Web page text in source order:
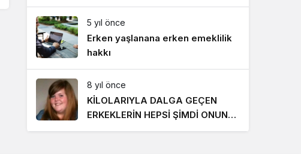
5 yıl önce
Erken yaşlanana erken emeklilik
hakkı
8 yıl önce
KİLOLARIYLA DALGA GEÇEN
ERKEKLERİN HEPSİ ŞİMDİ ONUN
PEŞİNDE! SON HALİ İNANILMAZ